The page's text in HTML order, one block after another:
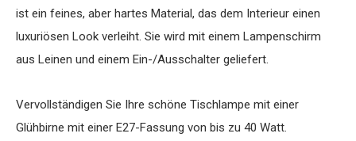
ist ein feines, aber hartes Material, das dem Interieur einen
luxuriösen Look verleiht. Sie wird mit einem Lampenschirm
aus Leinen und einem Ein-/Ausschalter geliefert.
Vervollständigen Sie Ihre schöne Tischlampe mit einer
Glühbirne mit einer E27-Fassung von bis zu 40 Watt.